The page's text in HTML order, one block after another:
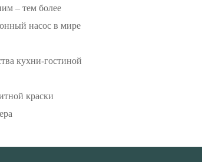
– тем более
насос в мире
кухни-гостиной
краски